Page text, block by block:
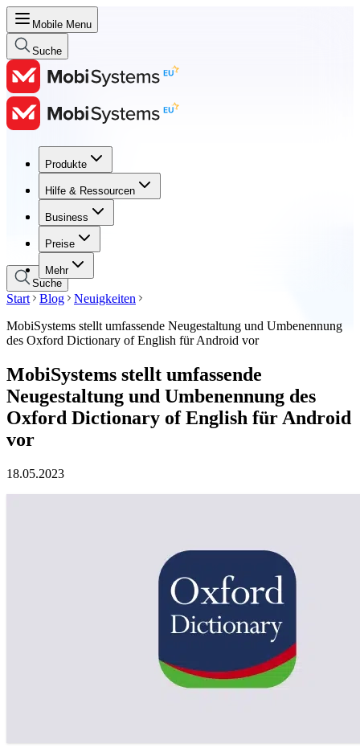
Mobile Menu
Suche
Produkte
Hilfe & Ressourcen
Business
Preise
Mehr
Produkte
Hilfe & Ressourcen
Business
Preise
Suche
Start Blog
Neuigkeiten
MobiSystems stellt umfassende Neugestaltung und Umbenennung
des Oxford Dictionary of English für Android vor
MobiSystems stellt umfassende
Neugestaltung und Umbenennung des
Oxford Dictionary of English für Android
vor
18.05.2023